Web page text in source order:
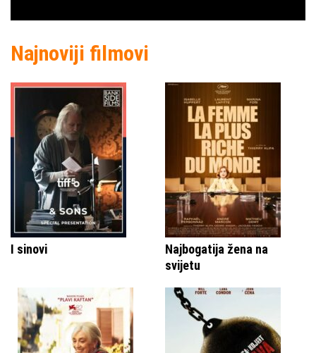
Najnoviji filmovi
I sinovi
Najbogatija žena na
svijetu